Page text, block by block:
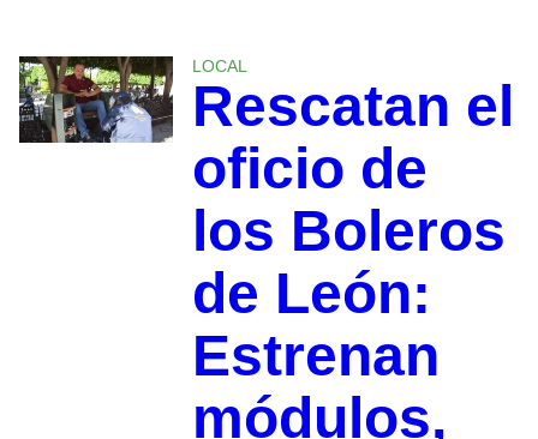
LOCAL
Rescatan el
oficio de
los Boleros
de León:
Estrenan
módulos,